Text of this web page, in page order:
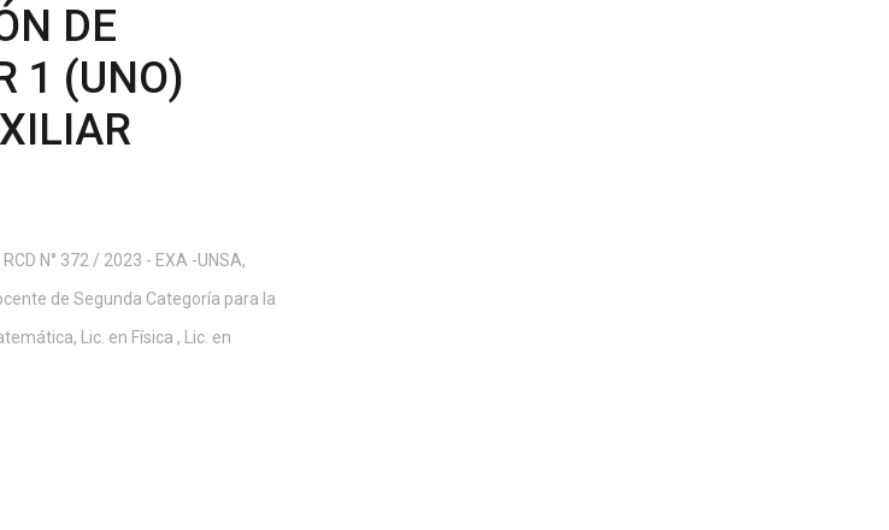
DE
1 (UNO)
N° 372 / 2023 - EXA -UNSA,
de Segunda Categoría para la
Lic. en Física , Lic. en